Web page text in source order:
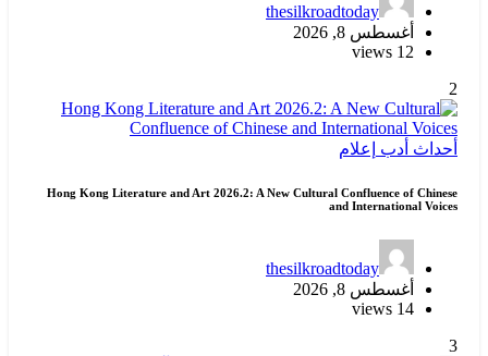
thesilkroadtoday
أغسطس 8, 2026
12 views
2
أحداث أدب إعلام
Hong Kong Literature and Art 2026.2: A New Cultural Confluence of Chinese
and International Voices
thesilkroadtoday
أغسطس 8, 2026
14 views
3